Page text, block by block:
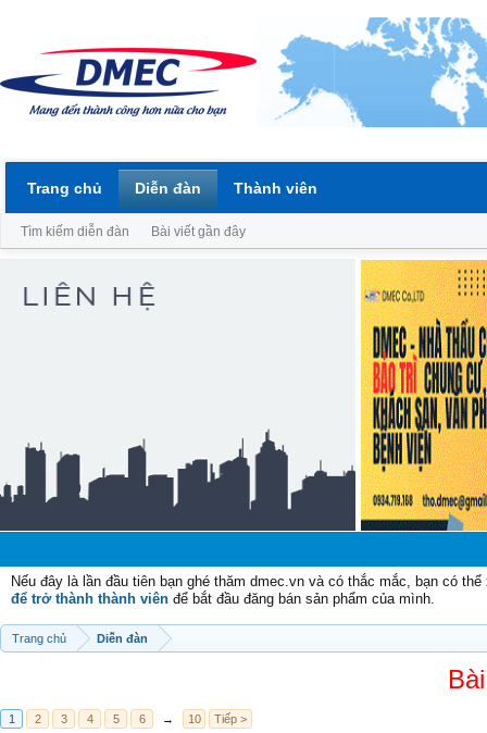
Nếu đây là lần đầu tiên bạn ghé thăm dmec.vn và có thắc mắc, bạn có
để trở thành thành viên để bắt đầu đăng bán sản phẩm của mình.
Trang chủ Diễn đàn
1 2 3 4 5 6 → 10 Tiếp >
Trang chủ Diễn đàn
Tìm kiếm diễn đàn Bài viết gần đây
Thành viên